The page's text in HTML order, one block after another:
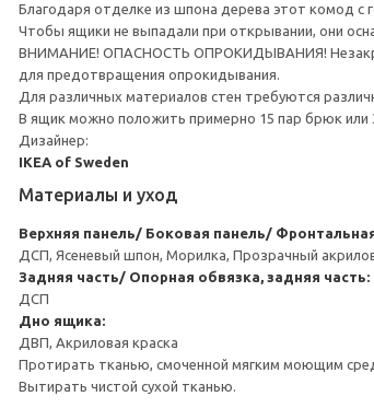
Благодаря отделке из шпона дерева этот комод с
Чтобы ящики не выпадали при открывании, они
ВНИМАНИЕ! ОПАСНОСТЬ ОПРОКИДЫВАНИЯ!
для предотвращения опрокидывания.
Для различных материалов стен требуются
В ящик можно положить примерно 15 пар брюк или
Дизайнер:
IKEA of Sweden
Материалы и уход
Верхняя панель/ Боковая панель/
ДСП, Ясеневый шпон, Морилка, Прозрачный
Задняя часть/ Опорная обвязка, задняя часть:
ДСП
Дно ящика:
ДВП, Акриловая краска
Протирать тканью, смоченной мягким моющим
Вытирать чистой сухой тканью.